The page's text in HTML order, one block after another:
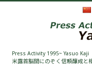
Press Activity 1995~ Yasuo Kaji
米露首脳間にのぞく信頼醸